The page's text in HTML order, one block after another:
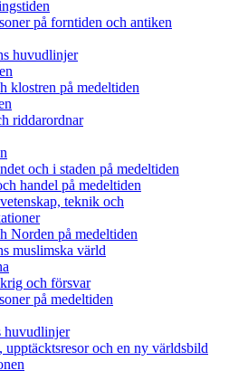
på forntiden och antiken
huvudlinjer
klostren på medeltiden
riddarordnar
och i staden på medeltiden
handel på medeltiden
teknik och
Norden på medeltiden
muslimska värld
och försvar
på medeltiden
huvudlinjer
upptäcktsresor och en ny världsbild